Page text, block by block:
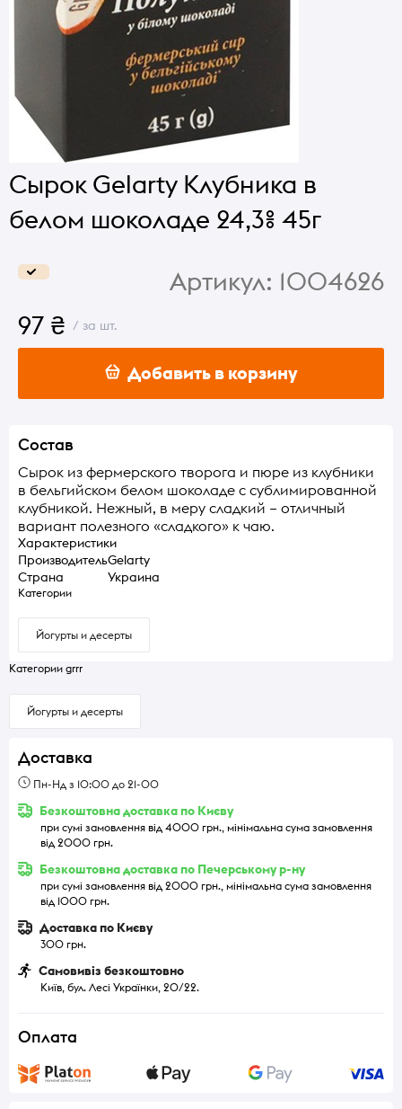
Сырок Gelarty Клубника в
белом шоколаде 24,3% 45г
Артикул: 1004626
97 ₴ / за шт.
Добавить в корзину
Состав
Сырок из фермерского творога и пюре из клубники
в бельгийском белом шоколаде с сублимированной
клубникой. Нежный, в меру сладкий – отличный
вариант полезного «сладкого» к чаю.
Характеристики
ПроизводительGelarty
Страна
Украина
Категории
Йогурты и десерты
Категории grrr
Йогурты и десерты
Доставка
Пн-Нд з 10:00 до 21-00
Безкоштовна доставка по Києву
при сумі замовлення від 4000 грн., мінімальна сума замовлення
від 2000 грн.
Безкоштовна доставка по Печерському р-ну
при сумі замовлення від 2000 грн., мінімальна сума замовлення
від 1000 грн.
Доставка по Києву
300 грн.
Самовивіз безкоштовно
Київ, бул. Лесі Українки, 20/22.
Оплата